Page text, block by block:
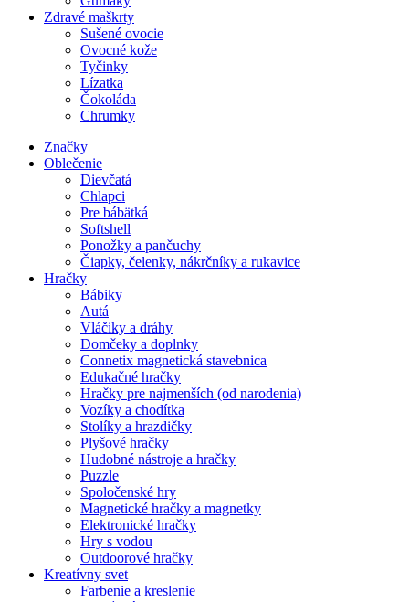
Zdravé maškrty
Sušené ovocie
Ovocné kože
Tyčinky
Lízatka
Čokoláda
Chrumky
Značky
Oblečenie
Dievčatá
Chlapci
Pre bábätká
Softshell
Ponožky a pančuchy
Čiapky, čelenky, nákrčníky a rukavice
Hračky
Bábiky
Autá
Vláčiky a dráhy
Domčeky a doplnky
Connetix magnetická stavebnica
Edukačné hračky
Hračky pre najmenších (od narodenia)
Vozíky a chodítka
Stolíky a hrazdičky
Plyšové hračky
Hudobné nástroje a hračky
Puzzle
Spoločenské hry
Magnetické hračky a magnetky
Elektronické hračky
Hry s vodou
Outdoorové hračky
Kreatívny svet
Farbenie a kreslenie